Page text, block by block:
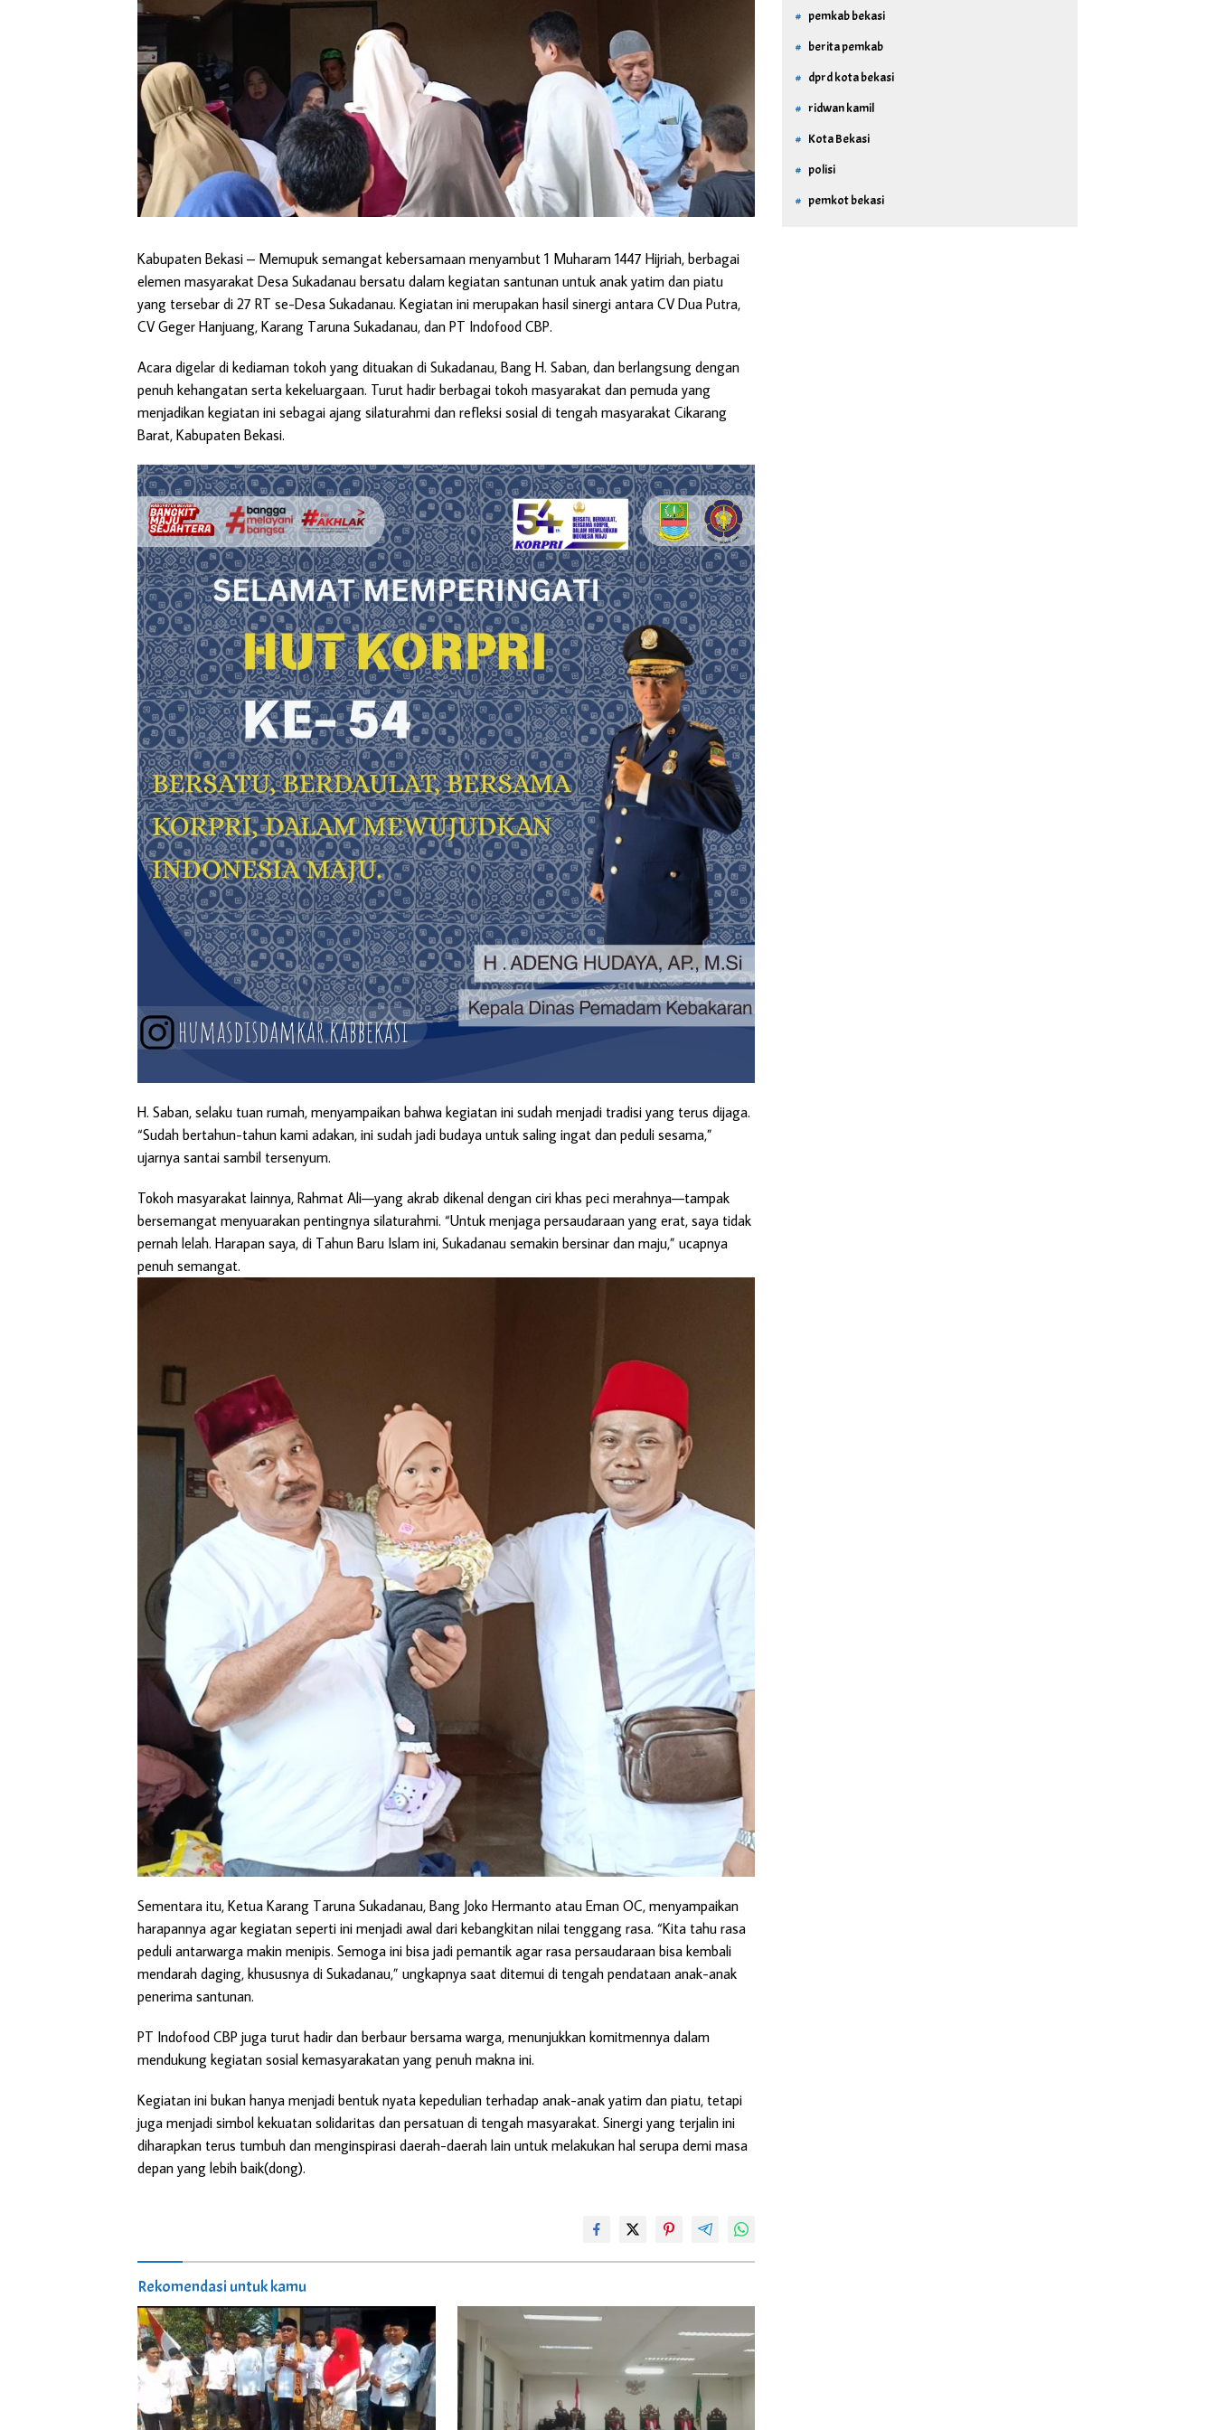
Kabupaten Bekasi – Memupuk semangat kebersamaan menyambut 1 Muharam 1447 Hijriah, berbagai
elemen masyarakat Desa Sukadanau bersatu dalam kegiatan santunan untuk anak yatim dan piatu
yang tersebar di 27 RT se-Desa Sukadanau. Kegiatan ini merupakan hasil sinergi antara CV Dua Putra,
CV Geger Hanjuang, Karang Taruna Sukadanau, dan PT Indofood CBP.
Acara digelar di kediaman tokoh yang dituakan di Sukadanau, Bang H. Saban, dan berlangsung dengan
penuh kehangatan serta kekeluargaan. Turut hadir berbagai tokoh masyarakat dan pemuda yang
menjadikan kegiatan ini sebagai ajang silaturahmi dan refleksi sosial di tengah masyarakat Cikarang
Barat, Kabupaten Bekasi.
H. Saban, selaku tuan rumah, menyampaikan bahwa kegiatan ini sudah menjadi tradisi yang terus dijaga.
“Sudah bertahun-tahun kami adakan, ini sudah jadi budaya untuk saling ingat dan peduli sesama,”
ujarnya santai sambil tersenyum.
Tokoh masyarakat lainnya, Rahmat Ali—yang akrab dikenal dengan ciri khas peci merahnya—tampak
bersemangat menyuarakan pentingnya silaturahmi. “Untuk menjaga persaudaraan yang erat, saya tidak
pernah lelah. Harapan saya, di Tahun Baru Islam ini, Sukadanau semakin bersinar dan maju,” ucapnya
penuh semangat.
Sementara itu, Ketua Karang Taruna Sukadanau, Bang Joko Hermanto atau Eman OC, menyampaikan
harapannya agar kegiatan seperti ini menjadi awal dari kebangkitan nilai tenggang rasa. “Kita tahu rasa
peduli antarwarga makin menipis. Semoga ini bisa jadi pemantik agar rasa persaudaraan bisa kembali
mendarah daging, khususnya di Sukadanau,” ungkapnya saat ditemui di tengah pendataan anak-anak
penerima santunan.
PT Indofood CBP juga turut hadir dan berbaur bersama warga, menunjukkan komitmennya dalam
mendukung kegiatan sosial kemasyarakatan yang penuh makna ini.
Kegiatan ini bukan hanya menjadi bentuk nyata kepedulian terhadap anak-anak yatim dan piatu, tetapi
juga menjadi simbol kekuatan solidaritas dan persatuan di tengah masyarakat. Sinergi yang terjalin ini
diharapkan terus tumbuh dan menginspirasi daerah-daerah lain untuk melakukan hal serupa demi masa
depan yang lebih baik(dong).
Rekomendasi untuk kamu
pemkab bekasi
berita pemkab
dprd kota bekasi
ridwan kamil
Kota Bekasi
polisi
pemkot bekasi